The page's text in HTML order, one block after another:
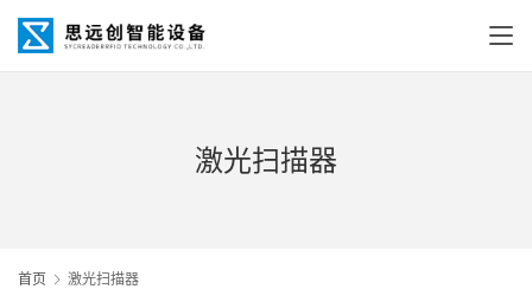
激光扫描器
首页 激光扫描器